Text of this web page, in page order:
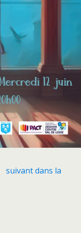
suivant dans la